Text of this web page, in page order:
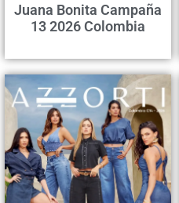
Juana Bonita Campaña
13 2026 Colombia